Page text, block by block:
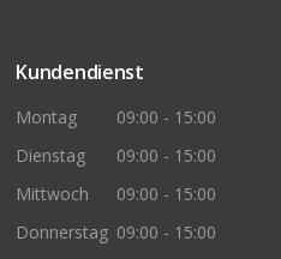
Kundendienst
Montag
09:00 - 15:00
Dienstag
09:00 - 15:00
Mittwoch
09:00 - 15:00
Donnerstag 09:00 - 15:00